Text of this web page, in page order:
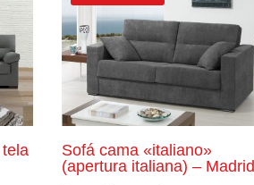
Sofá cama «italiano»
(apertura italiana) – Madrid